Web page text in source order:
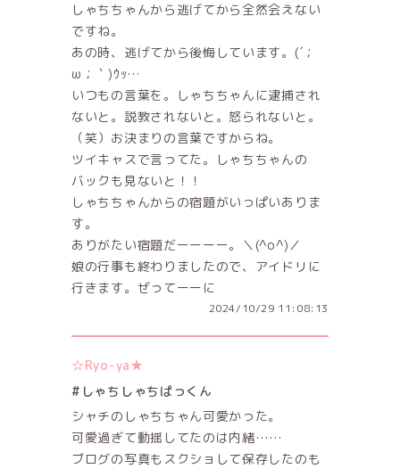
しゃちちゃんから逃げてから全然会えない
ですね。
あの時、逃げてから後悔しています。(´；
ω；｀)ｳｯ…
いつもの言葉を。しゃちちゃんに逮捕され
ないと。説教されないと。怒られないと。
（笑）お決まりの言葉ですからね。
ツイキャスで言ってた。しゃちちゃんの
バックも見ないと！！
しゃちちゃんからの宿題がいっぱいありま
す。
ありがたい宿題だーーーー。＼(^o^)／
娘の行事も終わりましたので、アイドリに
行きます。ぜってーーに
2024/10/29 11:08:13
☆Ryo-ya★
#しゃちしゃちぱっくん
シャチのしゃちちゃん可愛かった。
可愛過ぎて動揺してたのは内緒……
ブログの写真もスクショして保存したのも